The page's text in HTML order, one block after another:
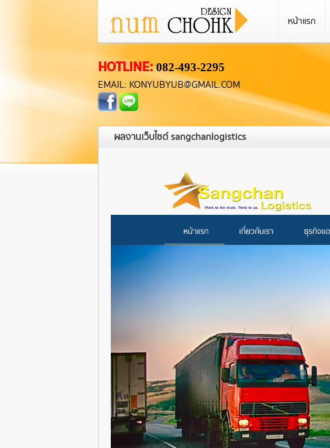
หน้าแรก
HOTLINE: 082-493-2295
EMAIL: KONYUBYUB@GMAIL.COM
ผลงานเว็บไซต์ sangchanlogistics